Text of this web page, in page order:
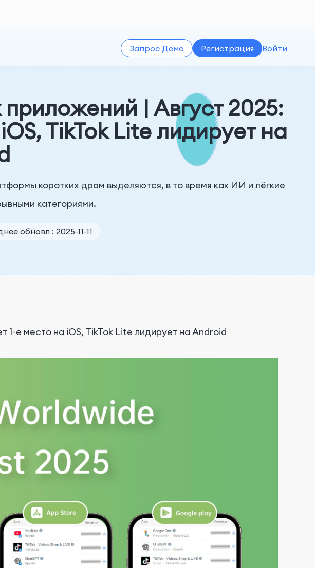
Запрос Демо Регистрация Войти
| Август 2025:
TikTok Lite лидирует на
коротких драм выделяются, в то время как ИИ и лёгкие
категориями.
обновл : 2025-11-11
1-е место на iOS, TikTok Lite лидирует на Android